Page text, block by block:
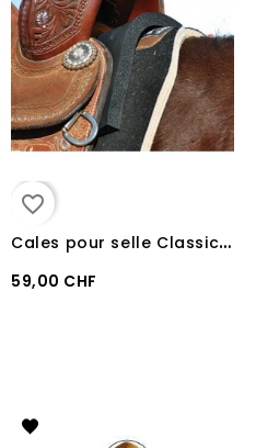
favorite_border
C
ales pour selle Classic Equine
59,00 CHF